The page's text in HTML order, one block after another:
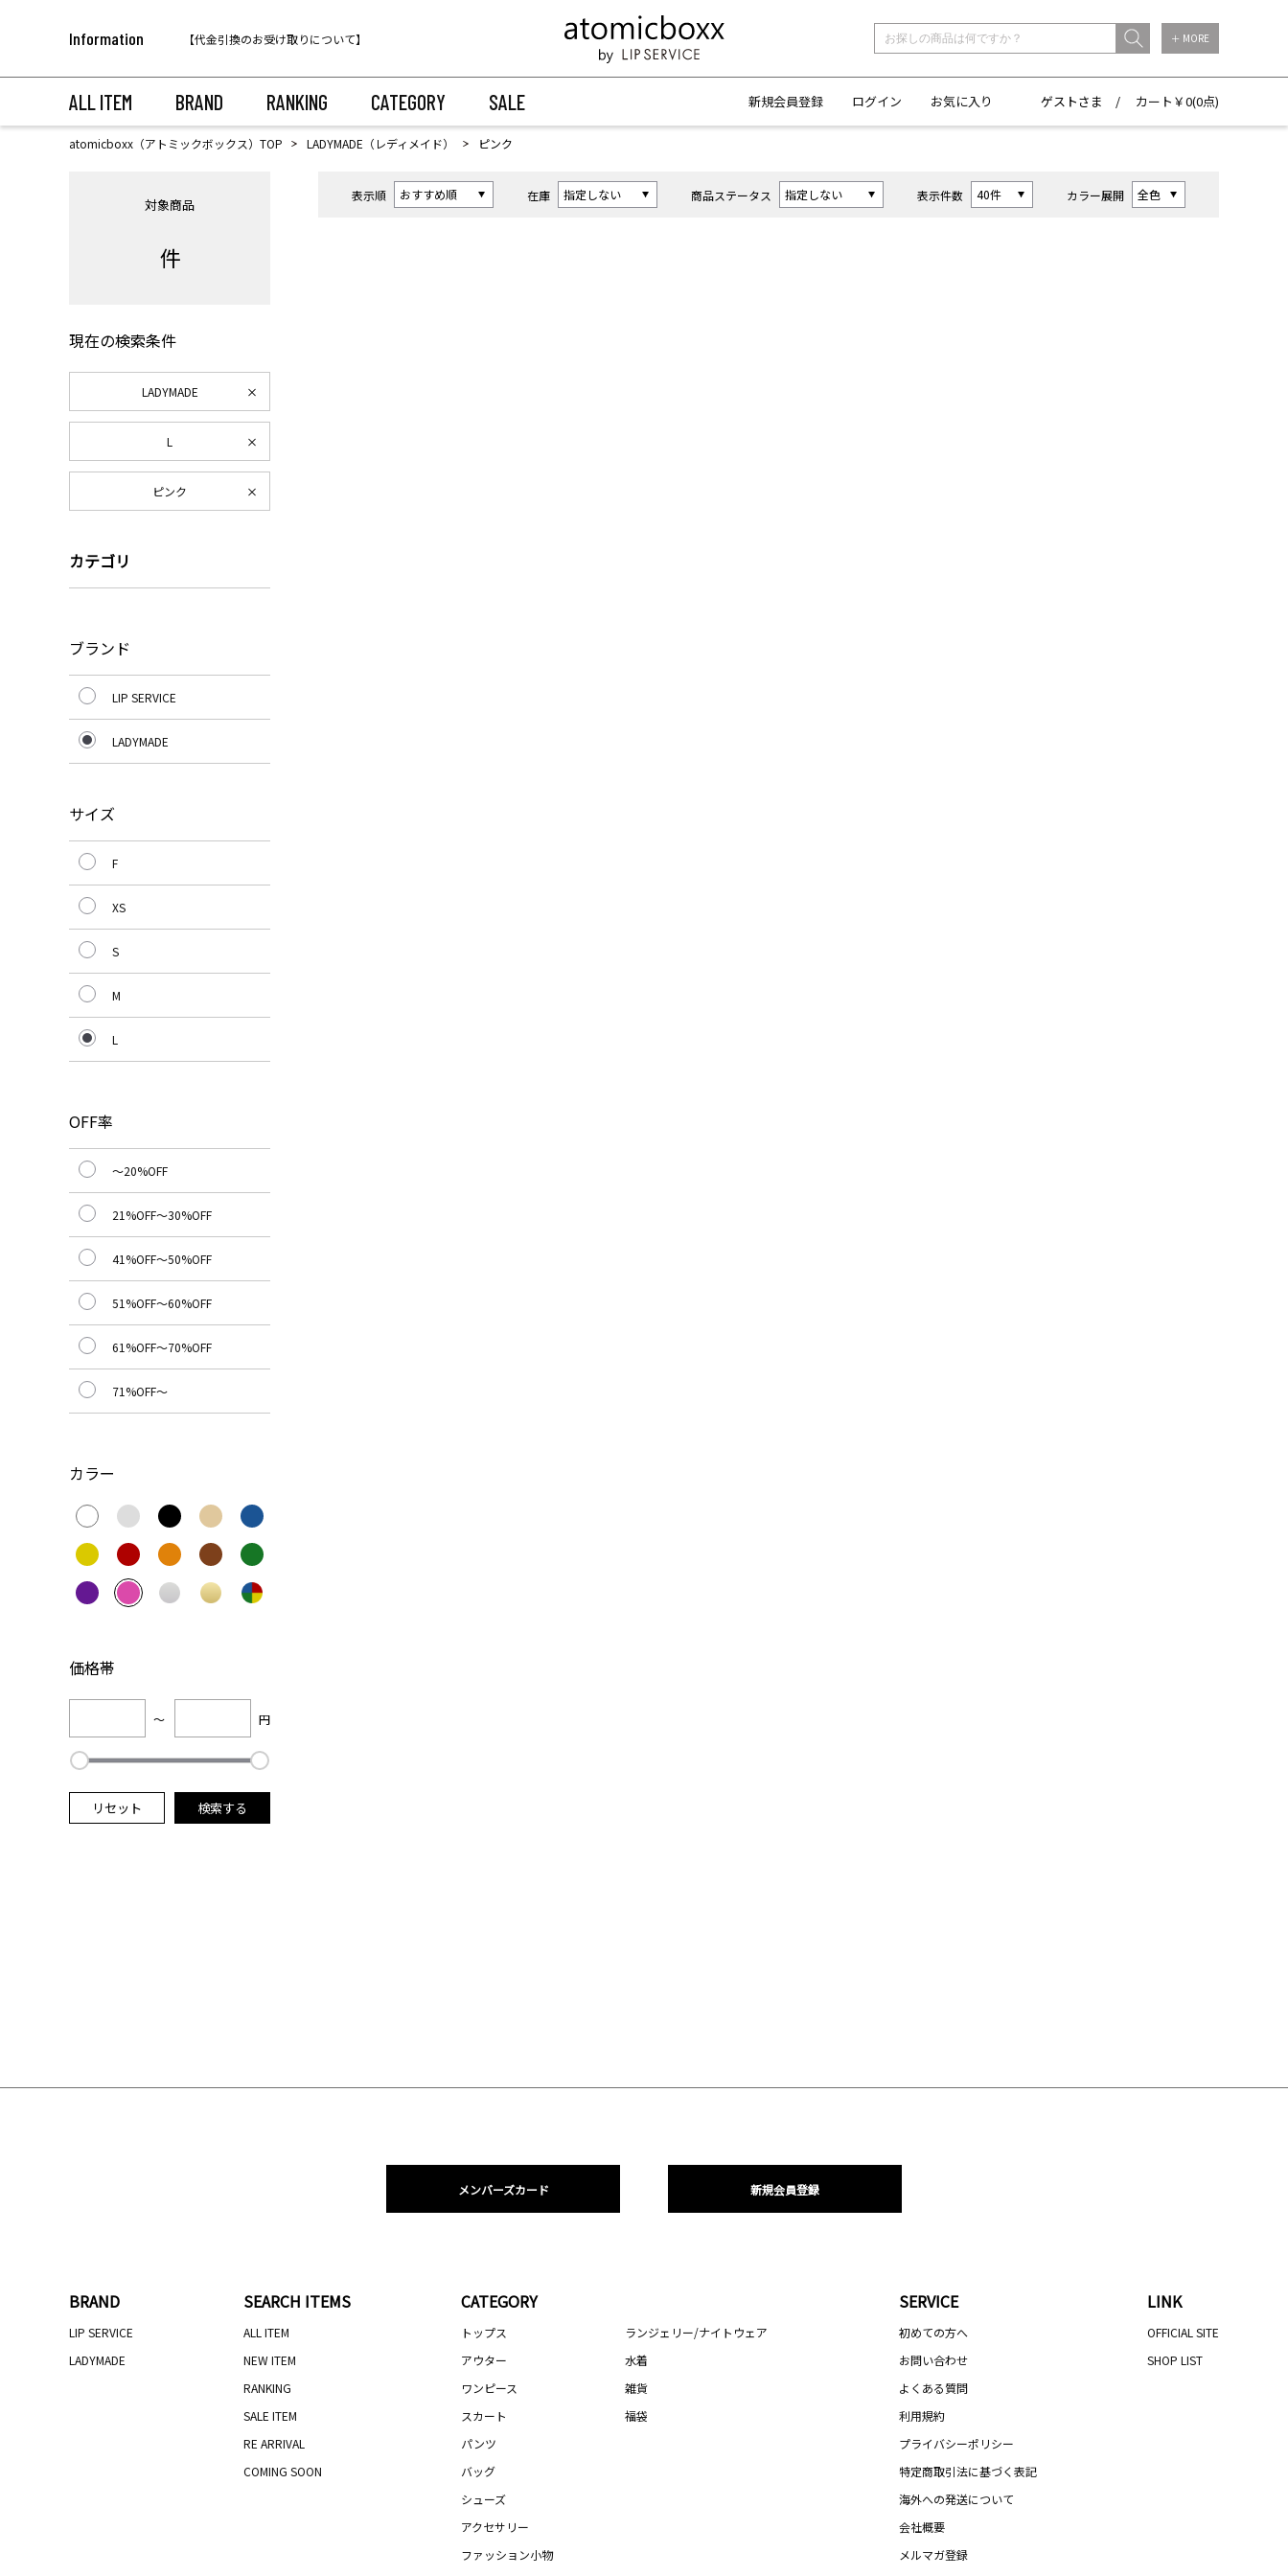
Information
【代金引換のお受け取りについて】
【重要】予約商品のお支払い方法（代金引換）変更に関するお知らせ
＋ MORE
ALL ITEM BRAND RANKING CATEGORY SALE 新規会員登録 ログイン お気に入り ゲストさま / カート￥0(0点)
atomicboxx（アトミックボックス）TOP LADYMADE（レディメイド） ピンク
表示順 在庫 商品ステータス 表示件数 カラー展開
対象商品
件
現在の検索条件
LADYMADE
L
ピンク
カテゴリ
ブランド
LIP SERVICE
LADYMADE
サイズ
F
XS
S
M
L
OFF率
～20%OFF
21%OFF～30%OFF
41%OFF～50%OFF
51%OFF～60%OFF
61%OFF～70%OFF
71%OFF～
カラー
価格帯
～ 円
リセット 検索する
メンバーズカード 新規会員登録
BRAND
LIP SERVICE
LADYMADE
SEARCH ITEMS
ALL ITEM
NEW ITEM
RANKING
SALE ITEM
RE ARRIVAL
COMING SOON
CATEGORY
トップス
アウター
ワンピース
スカート
パンツ
バッグ
シューズ
アクセサリー
ファッション小物
ランジェリー/ナイトウェア
水着
雑貨
福袋
SERVICE
初めての方へ
お問い合わせ
よくある質問
利用規約
プライバシーポリシー
特定商取引法に基づく表記
海外への発送について
会社概要
メルマガ登録
LINK
OFFICIAL SITE
SHOP LIST